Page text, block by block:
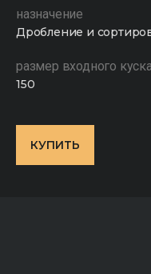
назначение
Дробление и
размер входного
150
КУПИТЬ